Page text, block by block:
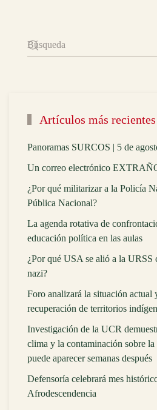
Artículos más recientes
Panoramas SURCOS | 5 de
Un correo electrónico
¿Por qué militarizar a la Policía
Pública Nacional?
La agenda rotativa de
educación política en las aulas
¿Por qué USA se alió a la URSS
nazi?
Foro analizará la situación actual
recuperación de territorios
Investigación de la UCR
clima y la contaminación sobre la
puede aparecer semanas después
Defensoría celebrará mes
Afrodescendencia